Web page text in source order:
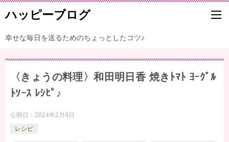
ハッピーブログ
幸せな毎日を送るためのちょっとしたコツ♪
〈きょうの料理〉和田明日香 焼きﾄﾏﾄ ﾖｰｸﾞﾙ
ﾄｿｰｽ ﾚｼﾋﾟ♪
公開日： 2024年2月4日
レシピ